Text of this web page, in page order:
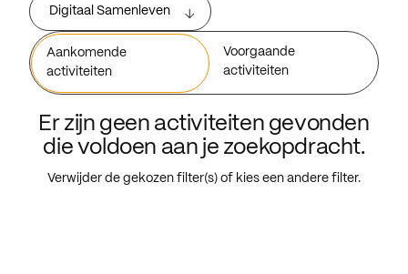
Digitaal Samenleven
Aankomende
activiteiten
Voorgaande
activiteiten
Er zijn geen activiteiten gevonden
die voldoen aan je zoekopdracht.
Verwijder de gekozen filter(s) of kies een andere filter.